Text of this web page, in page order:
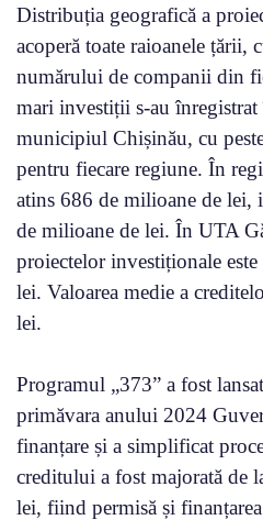
Distribuția geografică a
acoperă toate raioanele țării,
numărului de companii din
mari investiții s-au
municipiul Chișinău, cu
pentru fiecare regiune. În
atins 686 de milioane de lei,
de milioane de lei. În UTA
proiectelor investiționale
lei. Valoarea medie a
lei.
Programul „373” a fost
primăvara anului 2024
finanțare și a simplificat
creditului a fost majorată de
lei, fiind permisă și